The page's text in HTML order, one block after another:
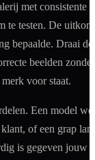
met consistente
te testen. De
bepaalde. Draai de
beelden zonder
voor staat.
Een model
of een grap
is gegeven jouw